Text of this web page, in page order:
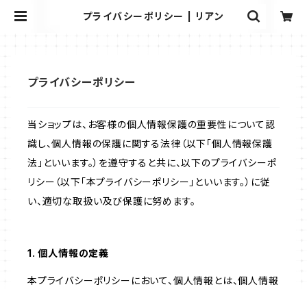
プライバシーポリシー | リアン
プライバシーポリシー
当ショップは、お客様の個人情報保護の重要性について認
識し、個人情報の保護に関する法律（以下「個人情報保護
法」といいます。）を遵守すると共に、以下のプライバシーポ
リシー（以下「本プライバシーポリシー」といいます。）に従
い、適切な取扱い及び保護に努めます。
1. 個人情報の定義
本プライバシーポリシーにおいて、個人情報とは、個人情報